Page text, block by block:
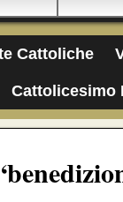
Cattoliche
Cattolicesimo